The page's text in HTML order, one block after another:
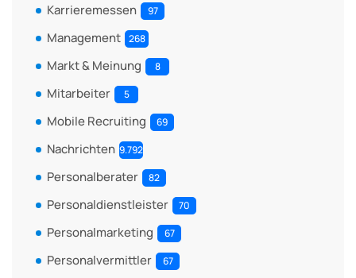
Karrieremessen 97
Management 268
Markt & Meinung 8
Mitarbeiter 5
Mobile Recruiting 69
Nachrichten 9.792
Personalberater 82
Personaldienstleister 70
Personalmarketing 67
Personalvermittler 67